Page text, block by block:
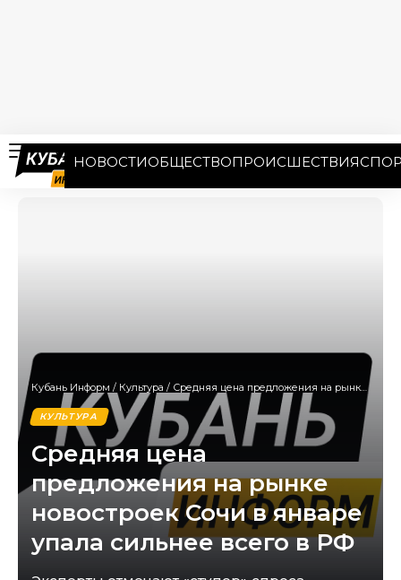
НОВОСТИОБЩЕСТВОПРОИСШЕСТВИЯ
Кубань Информ / Культура / Средняя цена предложения на рынке новостроек Сочи в январе упала сильнее всего в РФ
КУЛЬТУРА
Средняя цена
предложения на рынке
новостроек Сочи в январе
упала сильнее всего в РФ